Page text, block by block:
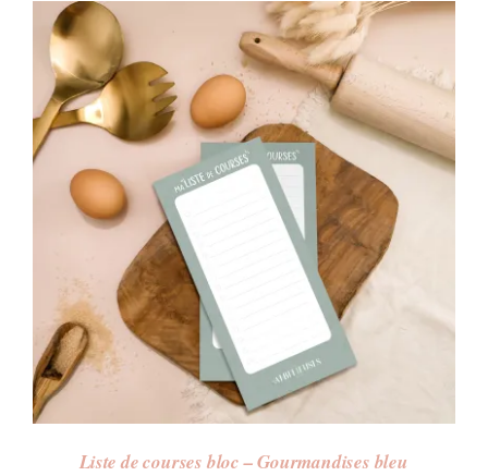
Liste de courses bloc – Gourmandises bleu